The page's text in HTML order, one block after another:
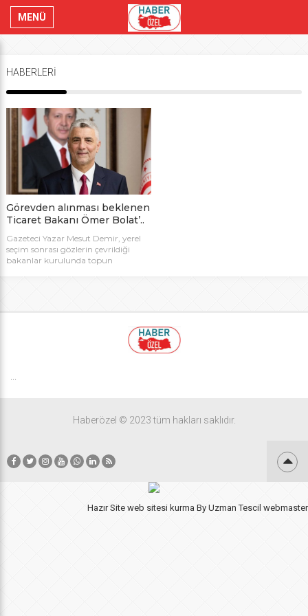
MENÜ
HABERLERİ
Görevden alınması beklenen
Ticaret Bakanı Ömer Bolat’..
Gazeteci Yazar Mesut Demir, yerel
seçim sonrası gözlerin çevrildiği
bakanlar kurulunda topun
...
Haberözel © 2023 tüm hakları saklıdır.
Hazır Site web sitesi kurma By Uzman Tescil webmaster